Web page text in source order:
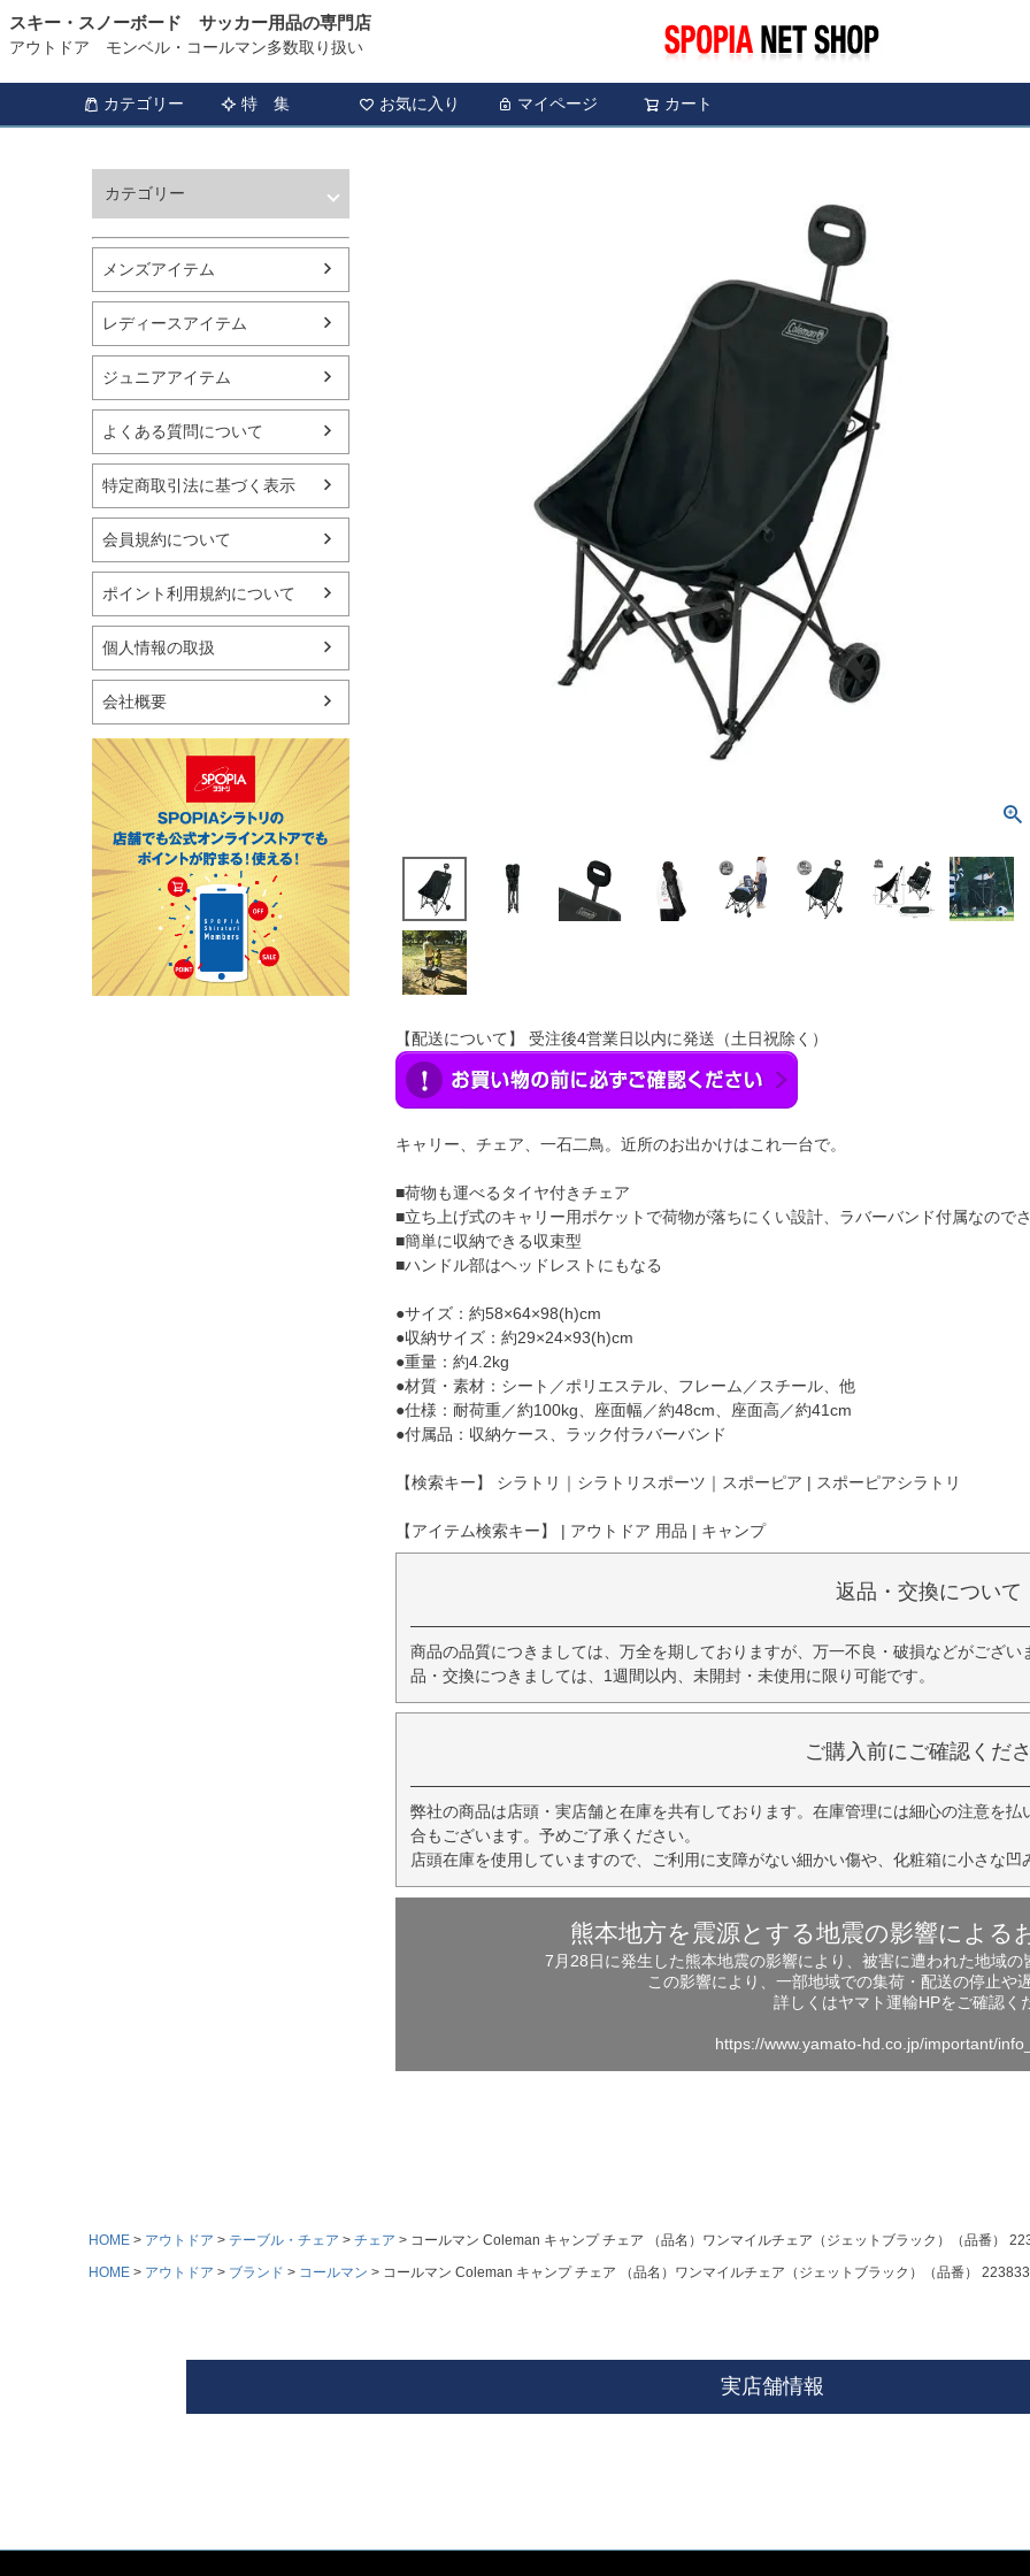
スキー・スノーボード サッカー用品の専門店
アウトドア モンベル・コールマン多数取り扱い
カテゴリー 特 集 お気に入り マイページ カート
カテゴリー
バスケットボール
シューズ
ランニング用品
スポーツアパレル
テニス
バレーボール
フィットネス用品
スイミング用品
マリン
スケートボード
野球・ソフトボール
ゴルフ
卓球用品
バッグ・サングラス
ハンドボール用品
ラグビー用品
グランドゴルフ
メンズアイテム
レディースアイテム
ジュニアアイテム
よくある質問について
特定商取引法に基づく表示
会員規約について
ポイント利用規約について
個人情報の取扱
会社概要
【配送について】 受注後4営業日以内に発送（土日祝除く）
キャリー、チェア、一石二鳥。近所のお出かけはこれ一台で。
■荷物も運べるタイヤ付きチェア
■立ち上げ式のキャリー用ポケットで荷物が落ちにくい設計、ラバーバンド付属なので
■簡単に収納できる収束型
■ハンドル部はヘッドレストにもなる
●サイズ：約58×64×98(h)cm
●収納サイズ：約29×24×93(h)cm
●重量：約4.2kg
●材質・素材：シート／ポリエステル、フレーム／スチール、他
●仕様：耐荷重／約100kg、座面幅／約48cm、座面高／約41cm
●付属品：収納ケース、ラック付ラバーバンド
【検索キー】 シラトリ｜シラトリスポーツ｜スポーピア | スポーピアシラトリ
【アイテム検索キー】 | アウトドア 用品 | キャンプ
返品・交換について
商品の品質につきましては、万全を期しておりますが、万一不良・破損などがござ
品・交換につきましては、1週間以内、未開封・未使用に限り可能です。
ご購入前にご確認くだ
弊社の商品は店頭・実店舗と在庫を共有しております。在庫管理には細心の注意を
合もございます。予めご了承ください。
店頭在庫を使用していますので、ご利用に支障がない細かい傷や、化粧箱に小さな凹
熊本地方を震源とする地震の影響による
7月28日に発生した熊本地震の影響により、被害に遭われた地域の
この影響により、一部地域での集荷・配送の停止や
詳しくはヤマト運輸HPをご確認く
https://www.yamato-hd.co.jp/important/
HOME アウトドア テーブル・チェア チェア
コールマン Coleman キャンプ チェア （品名）ワンマイルチェア（ジェットブラック）（品番）
HOME
アウトドア ブランド コールマン コールマン Coleman キャンプ チェア （品名）ワンマイルチェア（ジェットブラック）（品番）
実店舗情報